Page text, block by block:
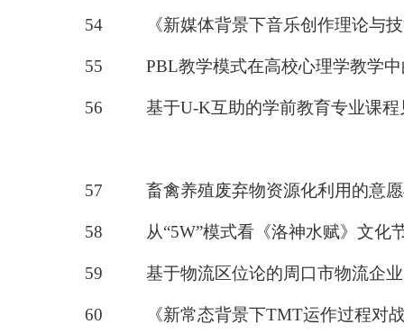
54 《新媒体背景下音乐创作理论与
55 PBL教学模式在高校心理学教学
56 基于U-K互助的学前教育专业课
57 畜禽养殖废弃物资源化利用的意
58 从“5W”模式看《洛神水赋》文化
59 基于物流区位论的周口市物流企
60 《新常态背景下TMT运作过程对